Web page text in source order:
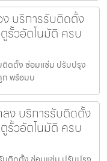
บริการรับติดตั้ง
รั้วอัตโนมัติ ครบ
ติดตั้ง ซ่อมแซ่ม ปรับปรุง
ก พร้อมบ
ง บริการรับติดตั้ง
รั้วอัตโนมัติ ครบ